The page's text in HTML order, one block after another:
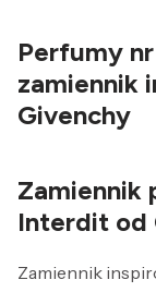
Perfumy
zamiennik
Givenchy
Zamiennik
Interdit od
Zamiennik